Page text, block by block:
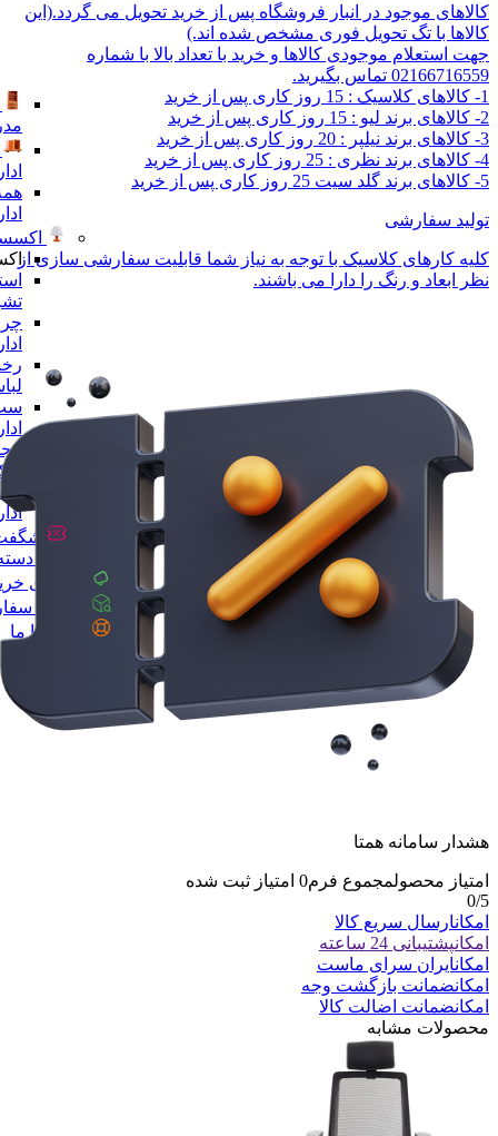
همه
راهنمای
پیگیری
تماس با ما
کالاهای موجود در انبار فروشگاه پس از خرید تحویل می گردد.(این
کالاها با تگ تحویل فوری مشخص شده اند.)
جهت استعلام موجودی کالاها و خرید با تعداد بالا با شماره
02166716559 تماس بگیرید.
1- کالاهای کلاسیک : 15 روز کاری پس از خرید
2- کالاهای برند لیو : 15 روز کاری پس از خرید
3- کالاهای برند نیلپر : 20 روز کاری پس از خرید
4- کالاهای برند نظری : 25 روز کاری پس از خرید
5- کالاهای برند گلد سیت 25 روز کاری پس از خرید
تولید سفارشی
کلیه کارهای کلاسیک با توجه به نیاز شما قابلیت سفارشی سازی از
نظر ابعاد و رنگ را دارا می باشند.
هشدار سامانه همتا
امتیاز محصولمجموع فرم0 امتیاز ثبت شده
0/5
امکانارسال سریع کالا
امکانپشتیبانی 24 ساعته
امکانایران سرای ماست
امکانضمانت بازگشت وجه
امکانضمانت اضالت کالا
محصولات مشابه